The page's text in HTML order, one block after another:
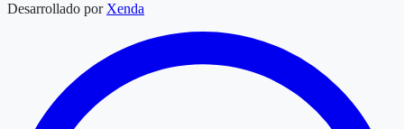
Desarrollado por Xenda